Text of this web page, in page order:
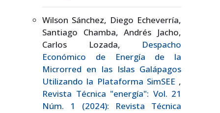
Wilson Sánchez, Diego Echeverría,
Santiago Chamba, Andrés Jacho,
Carlos Lozada, Despacho
Económico de Energía de la
Microrred en las Islas Galápagos
Utilizando la Plataforma SimSEE ,
Revista Técnica "energía": Vol. 21
Núm. 1 (2024): Revista Técnica